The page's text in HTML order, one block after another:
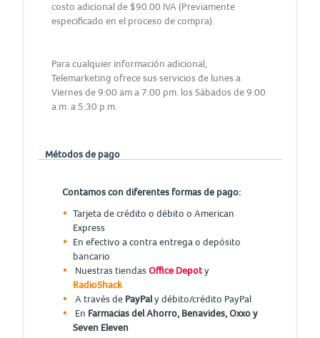
costo adicional de $90.00 IVA (Previamente
especificado en el proceso de compra).
Para cualquier información adicional,
Telemarketing ofrece sus servicios de lunes a
Viernes de 9:00 am a 7:00 pm. los Sábados de 9:00
a.m. a 5:30 p.m.
Métodos de pago
Contamos con diferentes formas de pago:
Tarjeta de crédito o débito o American
Express
En efectivo a contra entrega o depósito
bancario
Nuestras tiendasOffice Depoty
RadioShack
A través de PayPaly débito/crédito PayPal
En Farmacias del Ahorro, Benavides, Oxxo y
Seven Eleven